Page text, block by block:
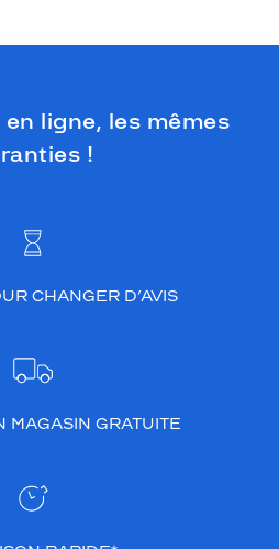
ligne, les mêmes
!
CHANGER D’AVIS
MAGASIN GRATUITE